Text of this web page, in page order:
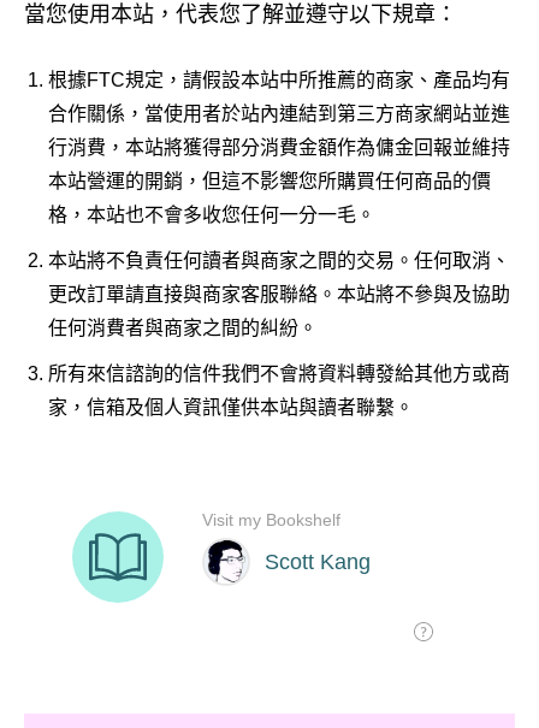
當您使用本站，代表您了解並遵守以下規章：
根據FTC規定，請假設本站中所推薦的商家、產品均有
合作關係，當使用者於站內連結到第三方商家網站並進
行消費，本站將獲得部分消費金額作為傭金回報並維持
本站營運的開銷，但這不影響您所購買任何商品的價
格，本站也不會多收您任何一分一毛。
本站將不負責任何讀者與商家之間的交易。任何取消、
更改訂單請直接與商家客服聯絡。本站將不參與及協助
任何消費者與商家之間的糾紛。
所有來信諮詢的信件我們不會將資料轉發給其他方或商
家，信箱及個人資訊僅供本站與讀者聯繫。